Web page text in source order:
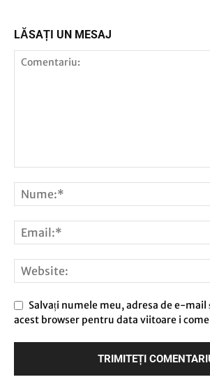
LĂSAȚI UN MESAJ
Salvați numele meu, adresa de e-mail
acest browser pentru data viitoare i